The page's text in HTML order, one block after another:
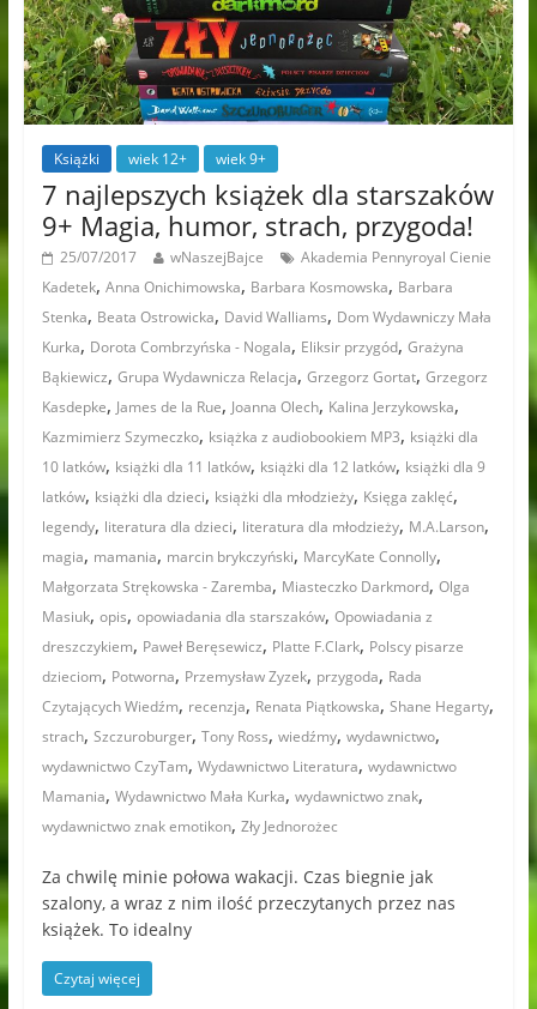
Książki wiek 12+ wiek 9+
7 najlepszych książek dla starszaków
9+ Magia, humor, strach, przygoda!
25/07/2017 wNaszejBajce
Akademia Pennyroyal Cienie
Kadetek, Anna Onichimowska, Barbara Kosmowska, Barbara
Stenka, Beata Ostrowicka, David Walliams, Dom Wydawniczy Mała
Kurka, Dorota Combrzyńska - Nogala, Eliksir przygód, Grażyna
Bąkiewicz, Grupa Wydawnicza Relacja, Grzegorz Gortat, Grzegorz
Kasdepke, James de la Rue, Joanna Olech, Kalina Jerzykowska,
Kazmimierz Szymeczko, książka z audiobookiem MP3, książki dla
10 latków, książki dla 11 latków, książki dla 12 latków, książki dla 9
latków, książki dla dzieci, książki dla młodzieży, Księga zaklęć,
legendy, literatura dla dzieci, literatura dla młodzieży, M.A.Larson,
magia, mamania, marcin brykczyński, MarcyKate Connolly,
Małgorzata Strękowska - Zaremba, Miasteczko Darkmord, Olga
Masiuk, opis, opowiadania dla starszaków, Opowiadania z
dreszczykiem, Paweł Beręsewicz, Platte F.Clark, Polscy pisarze
dzieciom, Potworna, Przemysław Zyzek, przygoda, Rada
Czytających Wiedźm, recenzja, Renata Piątkowska, Shane Hegarty,
strach, Szczuroburger, Tony Ross, wiedźmy, wydawnictwo,
wydawnictwo CzyTam, Wydawnictwo Literatura, wydawnictwo
Mamania, Wydawnictwo Mała Kurka, wydawnictwo znak,
wydawnictwo znak emotikon, Zły Jednorożec
Za chwilę minie połowa wakacji. Czas biegnie jak
szalony, a wraz z nim ilość przeczytanych przez nas
książek. To idealny
Czytaj więcej